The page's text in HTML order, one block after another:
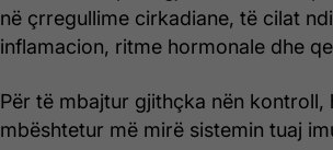
në çrregullime cirkadiane, të cilat
inflamacion, ritme hormonale dhe
Për të mbajtur gjithçka nën
mbështetur më mirë sistemin tuaj